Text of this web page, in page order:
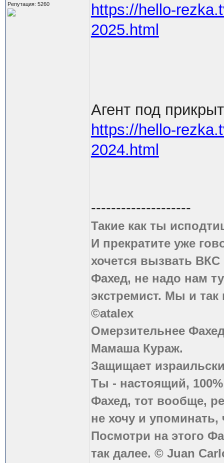
Репутация: 5260
https://hello-
2025.html
Агент под
https://hello-
2024.html
--------------------
Такие как ты
И прекратите уже
хочется вызвать
Фахед, не надо нам
экстремист. Мы и
©atalex
Омерзительнее
Мамаша Кураж.
Защищает
Ты - настоящий,
Фахед, тот вообще,
не хочу и
Посмотри на этого
так далее. © Juan